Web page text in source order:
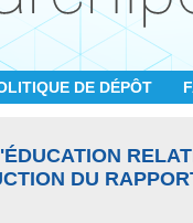
DE DÉPÔT
DU